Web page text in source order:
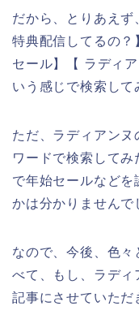
だから、とりあえず
特典配信してるの
セール】【 ラディ
いう感じで検索して
ただ、ラディアン
ワードで検索して
で年始セールなどを
かは分かりませんで
なので、今後、色々
べて、もし、ラディ
記事にさせていただ